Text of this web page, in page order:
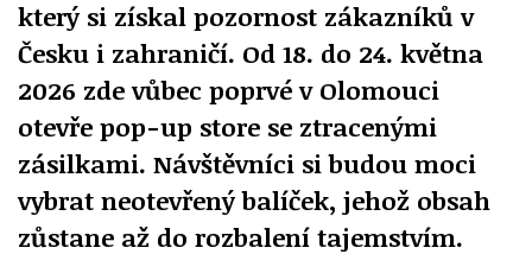
který si získal pozornost zákazníků v
Česku i zahraničí. Od 18. do 24. května
2026 zde vůbec poprvé v Olomouci
otevře pop-up store se ztracenými
zásilkami. Návštěvníci si budou moci
vybrat neotevřený balíček, jehož obsah
zůstane až do rozbalení tajemstvím.